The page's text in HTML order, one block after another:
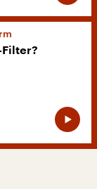
Filter?